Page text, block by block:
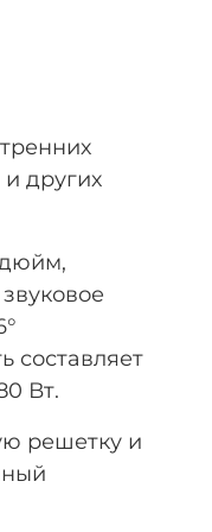
других
составляет
Вт.
решетку и